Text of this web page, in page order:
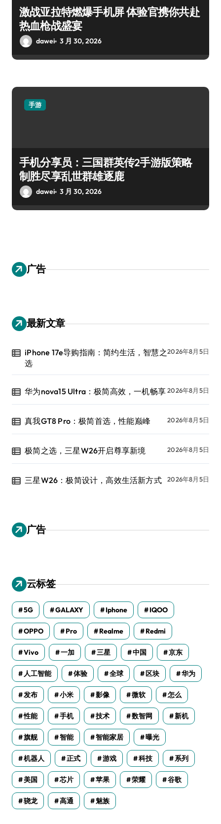
激战亚拉特燃爆手机屏 体验官携你共赴
热血枪战盛宴
dawei 3 月 30, 2026
手游
手机分享员：三国群英传2手游版策略
制胜尽享乱世群雄逐鹿
dawei 3 月 30, 2026
广告
最新文章
iPhone 17e导购指南：简约生活，智慧之
选
2026年8月5日
华为nova15 Ultra：极简高效，一机畅享2026年8月5日
真我GT8 Pro：极简首选，性能巅峰 2026年8月5日
极简之选，三星W26开启尊享新境 2026年8月5日
三星W26：极简设计，高效生活新方式 2026年8月5日
广告
云标签
5G GALAXY Iphone IQOO
OPPO Pro Realme Redmi
Vivo 一加 三星 中国 京东
人工智能 体验 全球 区块 华为
发布 小米 影像 微软 怎么
性能 手机 技术 数智网 新机
旗舰 智能 智能家居 曝光
机器人 正式 游戏 科技 系列
美国 芯片 苹果 荣耀 谷歌
骁龙 高通 魅族